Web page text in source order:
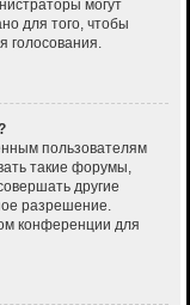
могут
для того, чтобы
голосования.
пользователям
такие форумы,
другие
разрешение.
конференции для